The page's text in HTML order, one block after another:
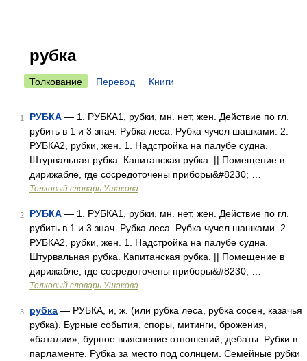
рубка
Толкование Перевод Книги
1 РУБКА — 1. РУБКА1, рубки, мн. нет, жен. Действие по гл.
рубить в 1 и 3 знач. Рубка леса. Рубка чучел шашками. 2.
РУБКА2, рубки, жен. 1. Надстройка на палубе судна.
Штурвальная рубка. Капитанская рубка. || Помещение в
дирижабле, где сосредоточены приборы&#8230; …
Толковый словарь Ушакова
2 РУБКА — 1. РУБКА1, рубки, мн. нет, жен. Действие по гл.
рубить в 1 и 3 знач. Рубка леса. Рубка чучел шашками. 2.
РУБКА2, рубки, жен. 1. Надстройка на палубе судна.
Штурвальная рубка. Капитанская рубка. || Помещение в
дирижабле, где сосредоточены приборы&#8230; …
Толковый словарь Ушакова
3 рубка — РУБКА, и, ж. (или рубка леса, рубка сосен, казачья
рубка). Бурные события, споры, митинги, брожения,
«баталии», бурное выяснение отношений, дебаты. Рубки в
парламенте. Рубка за место под солнцем. Семейные рубки